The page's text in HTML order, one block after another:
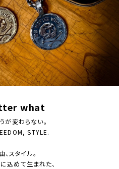
what
変わらない。
STYLE.
、スタイル。
込めて生まれた、